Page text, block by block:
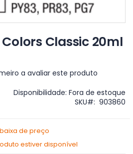
Classic 20ml
a avaliar este produto
Disponibilidade: Fora de estoque
SKU
903860
de preço
estiver disponível